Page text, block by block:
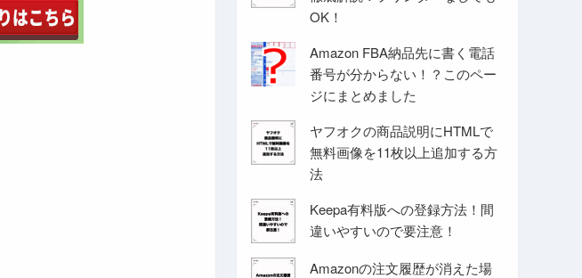
OK！
Amazon FBA納品先に書く電話
番号が分からない！？このペー
ジにまとめました
ヤフオクの商品説明にHTMLで
無料画像を11枚以上追加する方
法
Keepa有料版への登録方法！間
違いやすいので要注意！
Amazonの注文履歴が消えた場